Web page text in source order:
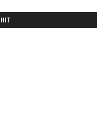
HIT